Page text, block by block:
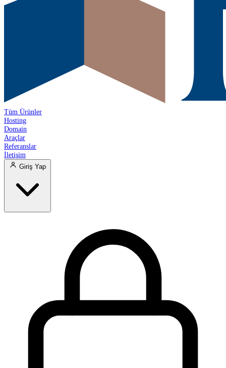
Tüm Ürünler
Hosting
Domain
Araçlar
Referanslar
İletişim
Giriş Yap